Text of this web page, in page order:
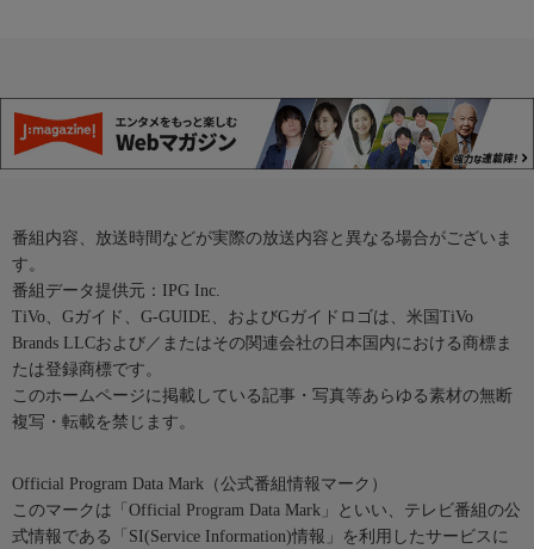
番組内容、放送時間などが実際の放送内容と異なる場合がございま
す。
番組データ提供元：IPG Inc.
TiVo、Gガイド、G-GUIDE、およびGガイドロゴは、米国TiVo
Brands LLCおよび／またはその関連会社の日本国内における商標ま
たは登録商標です。
このホームページに掲載している記事・写真等あらゆる素材の無断
複写・転載を禁じます。
Official Program Data Mark（公式番組情報マーク）
このマークは「Official Program Data Mark」といい、テレビ番組の公
式情報である「SI(Service Information)情報」を利用したサービスに